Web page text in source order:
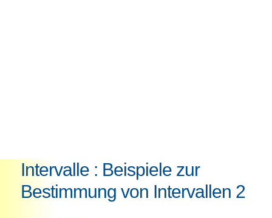
Intervalle : Beispiele zur
Bestimmung von Intervallen 2